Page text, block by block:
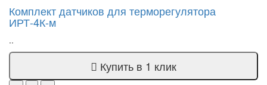
Комплект датчиков для терморегулятора
ИРТ-4К-м
..
Купить в 1 клик